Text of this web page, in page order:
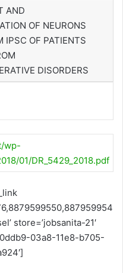
AND
OF NEURONS
IPSC OF PATIENTS
DISORDERS
wp-
01/DR_5429_2018.pdf
store=’jobsanita-21′
03a8-11e8-b705-